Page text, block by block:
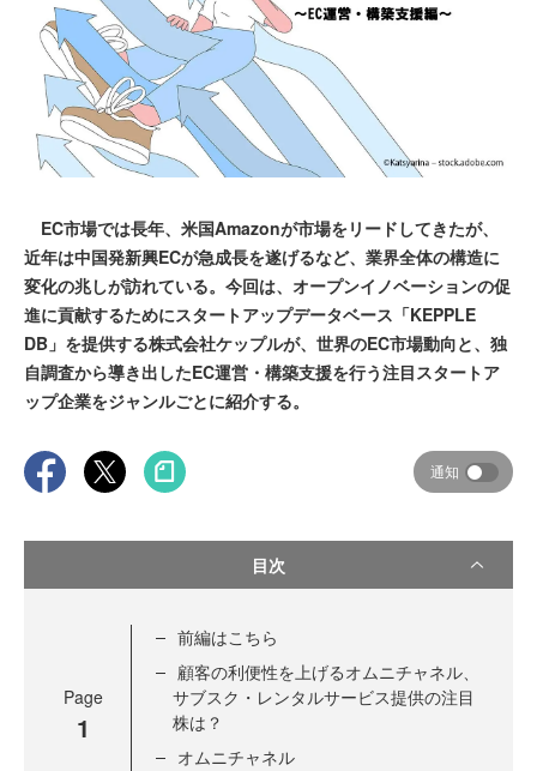
EC市場では長年、米国Amazonが市場をリードしてきたが、
近年は中国発新興ECが急成長を遂げるなど、業界全体の構造に
変化の兆しが訪れている。今回は、オープンイノベーションの促
進に貢献するためにスタートアップデータベース「KEPPLE
DB」を提供する株式会社ケップルが、世界のEC市場動向と、独
自調査から導き出したEC運営・構築支援を行う注目スタートア
ップ企業をジャンルごとに紹介する。
通知
目次
Page
1
前編はこちら
顧客の利便性を上げるオムニチャネル、
サブスク・レンタルサービス提供の注目
株は？
オムニチャネル